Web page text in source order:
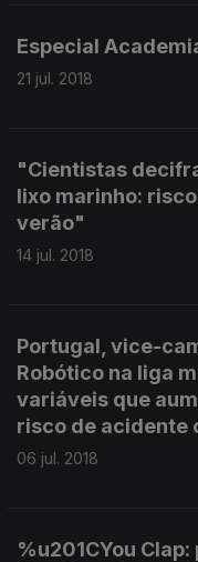
Especial
21 jul. 2018
"Cientistas
lixo marinho:
verão"
14 jul. 2018
Portugal, vice-
Robótico na liga
variáveis que
risco de acidente
06 jul. 2018
%u201CYou